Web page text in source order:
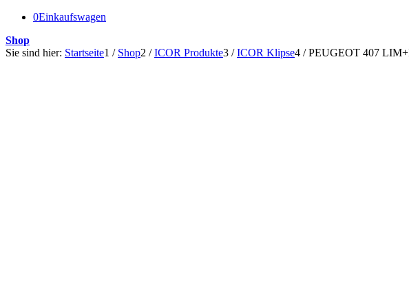
0Einkaufswagen
Shop
Sie sind hier: Startseite1 / Shop2 / ICOR Produkte3 / ICOR Klipse4 / PEUGEOT 407